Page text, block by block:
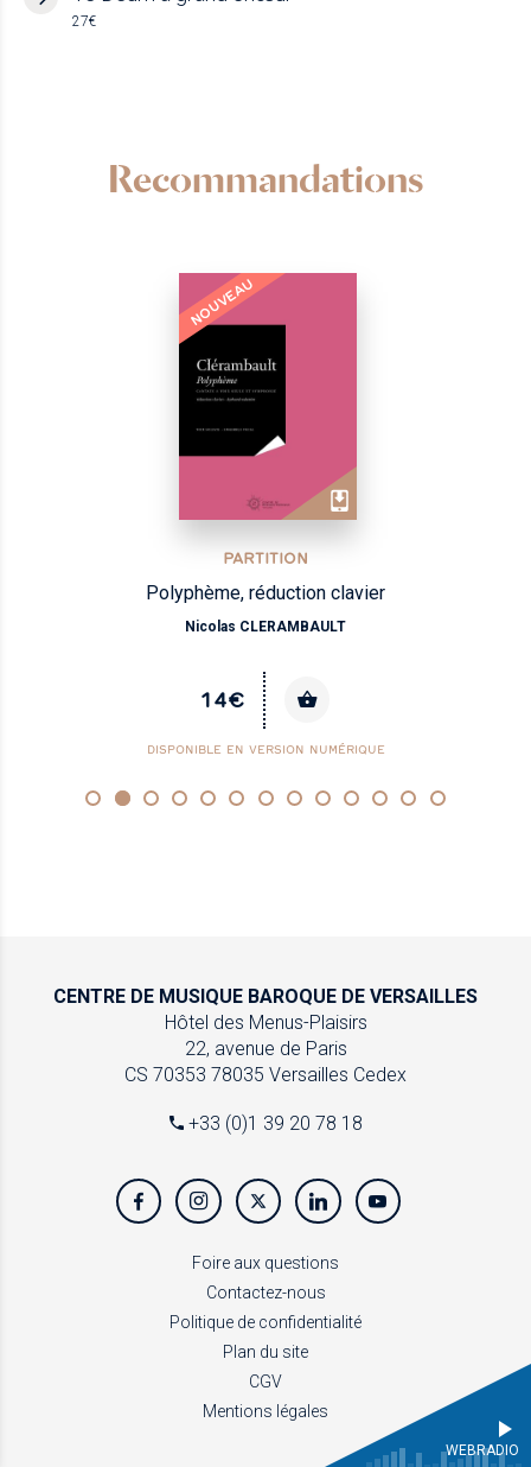
27€
Recommandations
NOUVEAU
PARTITION
Polyphème, réduction clavier
Nicolas CLERAMBAULT
14€
DISPONIBLE EN VERSION NUMÉRIQUE
CENTRE DE MUSIQUE BAROQUE DE VERSAILLES
Hôtel des Menus-Plaisirs
22, avenue de Paris
CS 70353 78035 Versailles Cedex
+33 (0)1 39 20 78 18
Foire aux questions
Contactez-nous
Politique de confidentialité
Plan du site
CGV
Mentions légales
WEBRADIO